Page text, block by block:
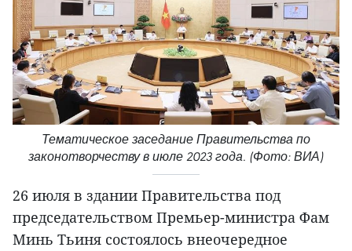
Тематическое заседание Правительства по
законотворчеству в июле 2023 года. (Фото: ВИА)
26 июля в здании Правительства под
председательством Премьер-министра Фам
Минь Тьиня состоялось внеочередное